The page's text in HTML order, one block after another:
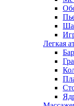
Легкая